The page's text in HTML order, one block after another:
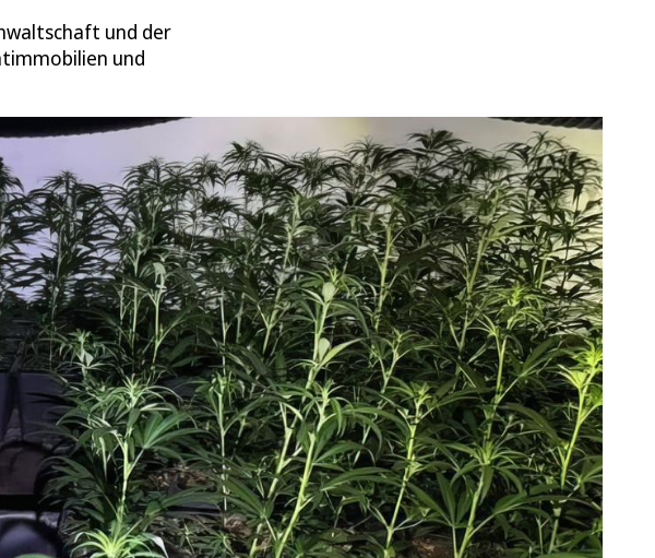
und der
und